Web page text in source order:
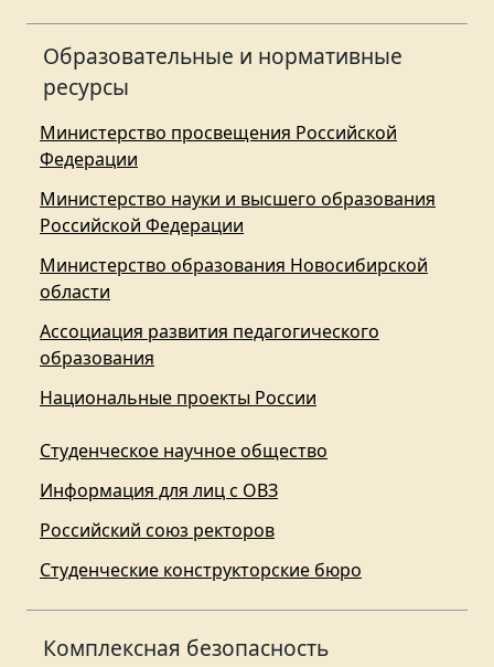
Образовательные и нормативные
ресурсы
Министерство просвещения Российской
Федерации
Министерство науки и высшего образования
Российской Федерации
Министерство образования Новосибирской
области
Ассоциация развития педагогического
образования
Национальные проекты России
Студенческое научное общество
Информация для лиц с ОВЗ
Российский союз ректоров
Студенческие конструкторские бюро
Комплексная безопасность